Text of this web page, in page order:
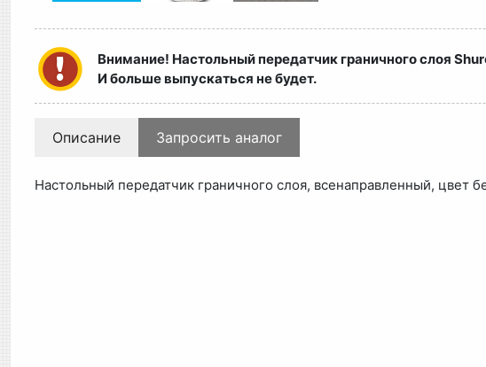
Внимание! Настольный передатчик граничного слоя
И больше выпускаться не будет.
Описание Запросить аналог
Настольный передатчик граничного слоя, всенаправленный, цвет